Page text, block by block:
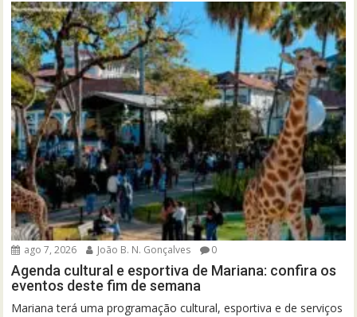
ago 7, 2026 João B. N. Gonçalves 0
Agenda cultural e esportiva de Mariana: confira os
eventos deste fim de semana
Mariana terá uma programação cultural, esportiva e de serviços